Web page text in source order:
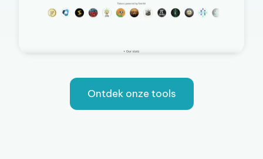
Ontdek onze tools